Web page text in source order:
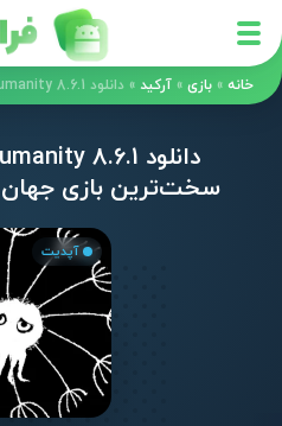
خانه » بازی » آرکید » دانلود No Humanity 8.6.1 – بی رحم : سخت‌ترین بازی جهان برای اندروید + مود
سخت‌ترین بازی جهان
آپدیت